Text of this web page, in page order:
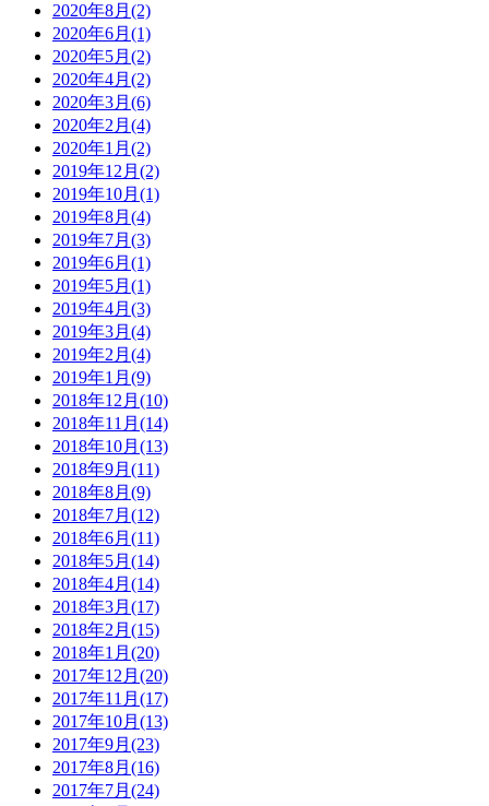
2020年8月(2)
2020年6月(1)
2020年5月(2)
2020年4月(2)
2020年3月(6)
2020年2月(4)
2020年1月(2)
2019年12月(2)
2019年10月(1)
2019年8月(4)
2019年7月(3)
2019年6月(1)
2019年5月(1)
2019年4月(3)
2019年3月(4)
2019年2月(4)
2019年1月(9)
2018年12月(10)
2018年11月(14)
2018年10月(13)
2018年9月(11)
2018年8月(9)
2018年7月(12)
2018年6月(11)
2018年5月(14)
2018年4月(14)
2018年3月(17)
2018年2月(15)
2018年1月(20)
2017年12月(20)
2017年11月(17)
2017年10月(13)
2017年9月(23)
2017年8月(16)
2017年7月(24)